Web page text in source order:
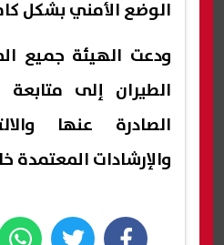
الوضع الأمني بشكل
ودعت الهيئة جميع
الطيران إلى متابعة
الصادرة عنها
والإرشادات المعتمدة